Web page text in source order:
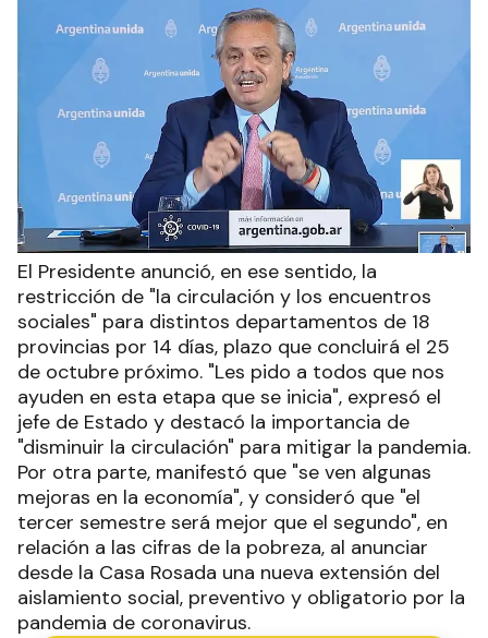
El Presidente anunció, en ese sentido, la
restricción de "la circulación y los encuentros
sociales" para distintos departamentos de 18
provincias por 14 días, plazo que concluirá el 25
de octubre próximo. "Les pido a todos que nos
ayuden en esta etapa que se inicia", expresó el
jefe de Estado y destacó la importancia de
"disminuir la circulación" para mitigar la pandemia.
Por otra parte, manifestó que "se ven algunas
mejoras en la economía", y consideró que "el
tercer semestre será mejor que el segundo", en
relación a las cifras de la pobreza, al anunciar
desde la Casa Rosada una nueva extensión del
aislamiento social, preventivo y obligatorio por la
pandemia de coronavirus.